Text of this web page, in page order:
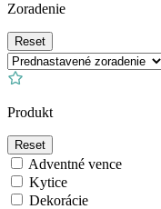
Zoradenie
Reset
Produkt
Reset
Adventné vence
Kytice
Dekorácie